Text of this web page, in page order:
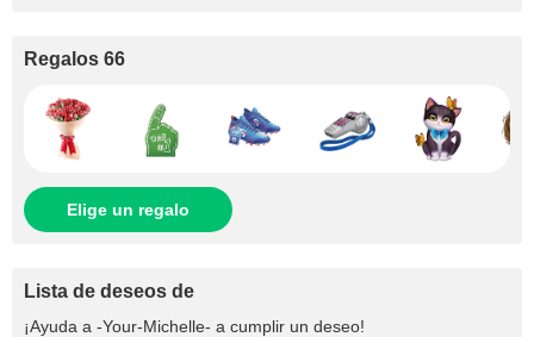
Regalos 66
Elige un regalo
Lista de deseos de
¡Ayuda a -Your-Michelle- a cumplir un deseo!